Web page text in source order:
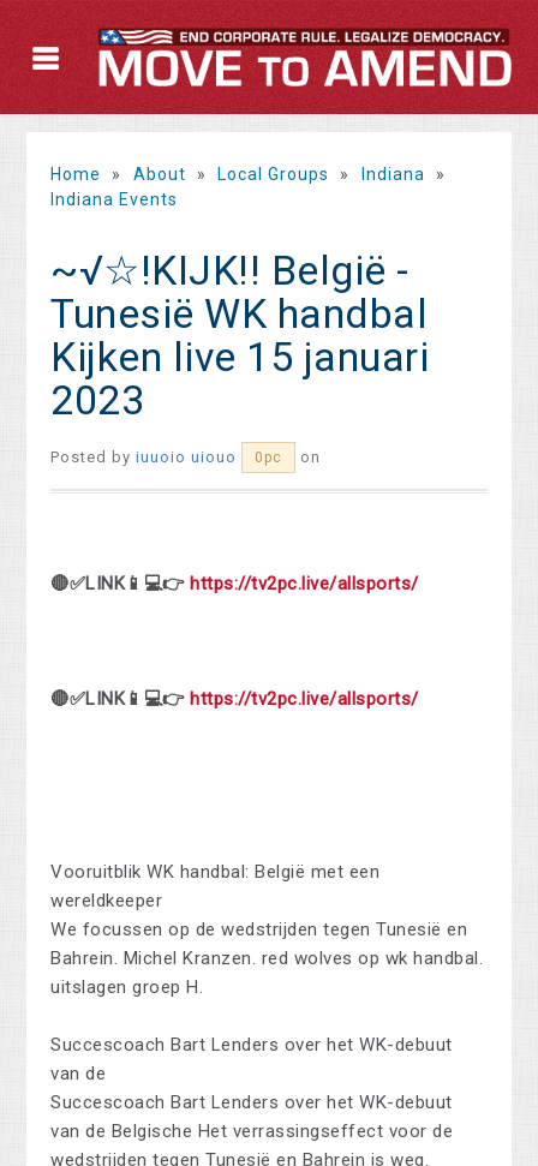
Home » About » Local Groups » Indiana
»
Indiana Events
~√☆!KIJK!! België -
Tunesië WK handbal
Kijken live 15 januari
2023
Posted byiuuoio uiouo 0pc on
🔴✅LINK📱💻👉 https://tv2pc.live/allsports/
🔴✅LINK📱💻👉 https://tv2pc.live/allsports/
Vooruitblik WK handbal: België met een
wereldkeeper
We focussen op de wedstrijden tegen Tunesië en
Bahrein. Michel Kranzen. red wolves op wk handbal.
uitslagen groep H.
Succescoach Bart Lenders over het WK-debuut
van de
Succescoach Bart Lenders over het WK-debuut
van de Belgische Het verrassingseffect voor de
wedstrijden tegen Tunesië en Bahrein is weg.